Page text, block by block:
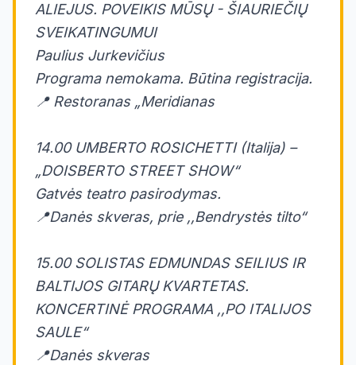
ALIEJUS. POVEIKIS MŪSŲ - ŠIAURIEČIŲ
SVEIKATINGUMUI
Paulius Jurkevičius
Programa nemokama. Būtina registracija.
📍 Restoranas „Meridianas
14.00 UMBERTO ROSICHETTI (Italija) –
„DOISBERTO STREET SHOW“
Gatvės teatro pasirodymas.
📍Danės skveras, prie ,,Bendrystės tilto“
15.00 SOLISTAS EDMUNDAS SEILIUS IR
BALTIJOS GITARŲ KVARTETAS.
KONCERTINĖ PROGRAMA ,,PO ITALIJOS
SAULE“
📍Danės skveras